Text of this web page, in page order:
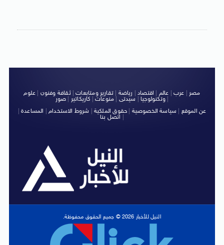
مصر عرب عالم اقتصاد رياضة |تقارير ومتابعات|ثقافة وفنون
علوم
وتكنولوجيا| سيدتى منوعات كاريكاتير صور
|
عن الموقع
سياسة الخصوصية حقوق الملكية شروط الاستخدام| المساعدة|
اتصل بنا
النيل للأخبار 2026 © جميع الحقوق محفوظة.